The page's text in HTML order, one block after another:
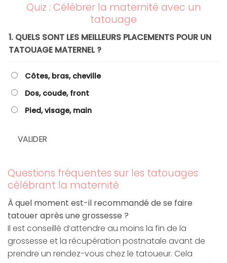
Quiz : Célébrer la maternité avec un
tatouage
1. QUELS SONT LES MEILLEURS PLACEMENTS POUR UN
TATOUAGE MATERNEL ?
Côtes, bras, cheville
Dos, coude, front
Pied, visage, main
VALIDER
Questions fréquentes sur les tatouages
célébrant la maternité
À quel moment est-il recommandé de se faire
tatouer après une grossesse ?
Il est conseillé d’attendre au moins la fin de la
grossesse et la récupération postnatale avant de
prendre un rendez-vous chez le tatoueur. Cela